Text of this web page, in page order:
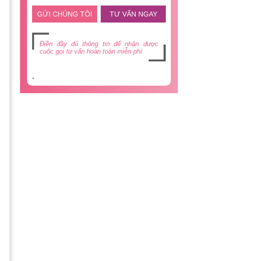
GỬI CHÚNG TÔI TƯ VẤN NGAY
Điền đầy đủ thông tin để nhận được
cuộc gọi tư vấn hoàn toàn miễn phí
.